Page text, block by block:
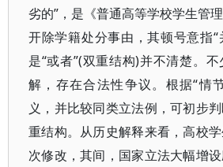
劣的”，是《普通高等学校学生管
开除学籍处分事由，其顿号意指“
是“或者”(双重结构)并不清楚。
解，存在合法性争议。根据“情
义，并比较同类立法例，可初步
重结构。从历史解释来看，高校
次修改，其间，国家立法大幅增